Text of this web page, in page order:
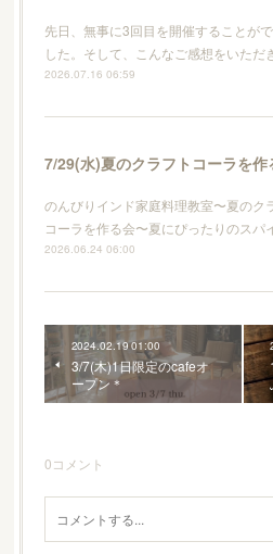
先日、無事に3回目を開催することが
した。そして、こんなご感想をいただ
2026.07.16 06:59
7/29(水)夏のクラフトコーラを作
のんびりインド家庭料理教室〜夏のク
コーラを作る会〜夏にぴったりのスパ
2026.06.24 06:00
2024.02.19 01:00
3/7(木)1日限定のcafeオ
ープン＊
0コメント